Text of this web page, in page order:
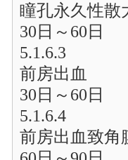
瞳孔永久性散
30日～60日
5.1.6.3
前房出血
30日～60日
5.1.6.4
前房出血致角